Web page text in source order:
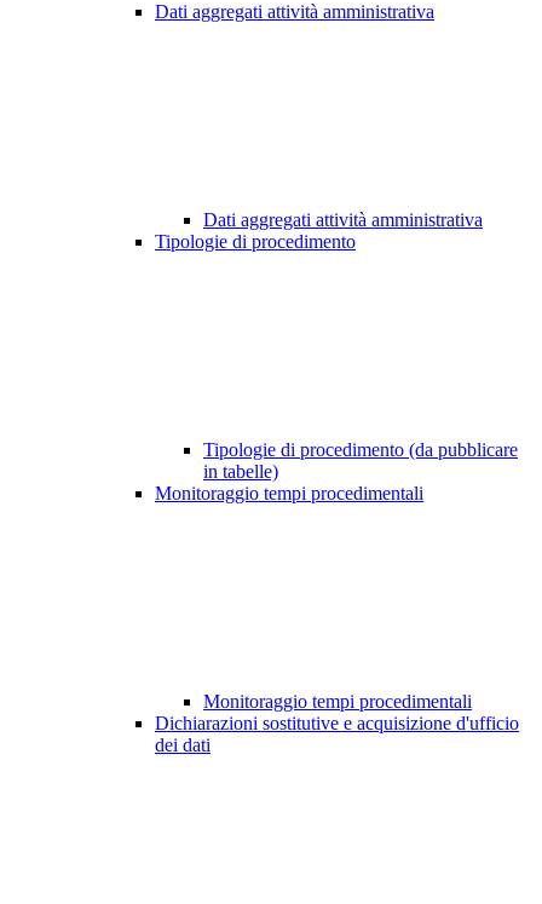
Dati aggregati attività amministrativa
Dati aggregati attività amministrativa
Tipologie di procedimento
Tipologie di procedimento (da pubblicare
in tabelle)
Monitoraggio tempi procedimentali
Monitoraggio tempi procedimentali
Dichiarazioni sostitutive e acquisizione d'ufficio
dei dati